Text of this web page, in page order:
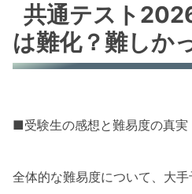
共通テスト
は難化？難しか
■受験生の感想と難易度の真実
全体的な難易度について、大